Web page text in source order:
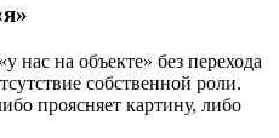
нас на объекте» без перехода
собственной роли.
проясняет картину, либо